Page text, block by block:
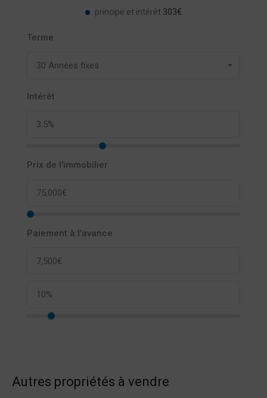
principe et intérêt 303€
Terme
30 Années fixes
Intérêt
Prix de l'immobilier
Paiement à l'avance
Autres propriétés à vendre